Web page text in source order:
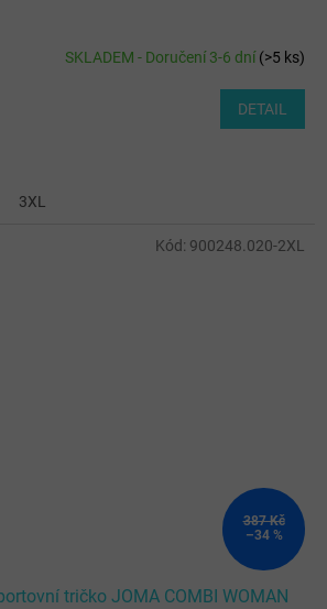
SKLADEM - Doručení 3-6 dní(>5 ks)
DETAIL
3XL
387 Kč
–34 %
tričko JOMA COMBI WOMAN
Kód: 900248.020-2XL